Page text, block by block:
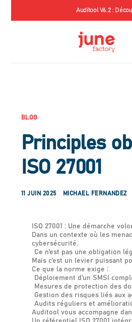
Auditool V6.2 :
BLOG
Principles
ISO 27001
11 JUIN 2025 MICHAEL FERNANDEZ
ISO 27001 : Une démarche
Dans un contexte où les
cybersécurité.
Ce n’est pas une obligation
Mais c’est un levier puissant
Ce que la norme exige :
Déploiement d’un SMSI
Mesures de protection des
Gestion des risques liés aux
Audits réguliers et
Auditool vous accompagne